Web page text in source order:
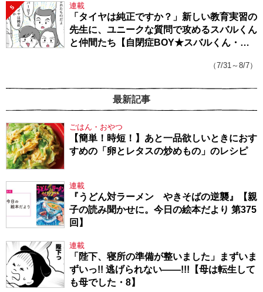
5 連載
「タイヤは純正ですか？」新しい教育実習の
先生に、ユニークな質問で攻めるスバルくん
と仲間たち【自閉症BOY★スバルくん・
（7/31～8/7）
最新記事
ごはん・おやつ
【簡単！時短！】あと一品欲しいときにおす
すめの「卵とレタスの炒めもの」のレシピ
連載
『うどん対ラーメン やきそばの逆襲』【親
子の読み聞かせに。今日の絵本だより 第375
回】
連載
「陛下、寝所の準備が整いました」まずいま
ずいっ!! 逃げられない――!!!【母は転生して
も母でした・8】